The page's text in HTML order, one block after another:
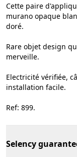
Cette paire
murano opaque
doré.
Rare objet design
merveille.
Electricité vérifiée,
installation facile.
Ref: 899.
Selency